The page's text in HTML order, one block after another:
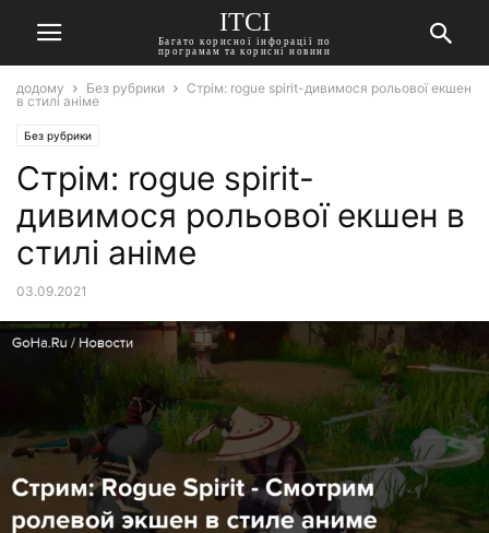
ITCI
Багато корисної інфорації по
програмам та корисні новини
додому Без рубрики
Стрім: rogue spirit-дивимося рольової екшен
в стилі аніме
Без рубрики
Стрім: rogue spirit-
дивимося рольової екшен в
стилі аніме
03.09.2021